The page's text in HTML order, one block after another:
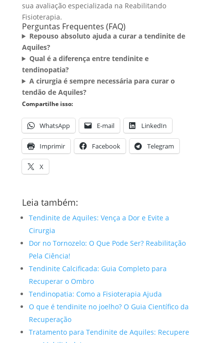
sua avaliação especializada na Reabilitando
Fisioterapia.
Perguntas Frequentes (FAQ)
Repouso absoluto ajuda a curar a tendinite de
Aquiles?
Qual é a diferença entre tendinite e
tendinopatia?
A cirurgia é sempre necessária para curar o
tendão de Aquiles?
Compartilhe isso:
WhatsApp E-mail LinkedIn
Imprimir Facebook Telegram
X
Leia também:
Tendinite de Aquiles: Vença a Dor e Evite a
Cirurgia
Dor no Tornozelo: O Que Pode Ser? Reabilitação
Pela Ciência!
Tendinite Calcificada: Guia Completo para
Recuperar o Ombro
Tendinopatia: Como a Fisioterapia Ajuda
O que é tendinite no joelho? O Guia Científico da
Recuperação
Tratamento para Tendinite de Aquiles: Recupere